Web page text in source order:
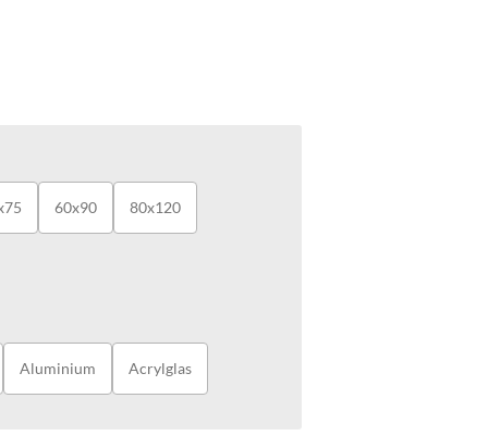
60x90 80x120
Aluminium Acrylglas